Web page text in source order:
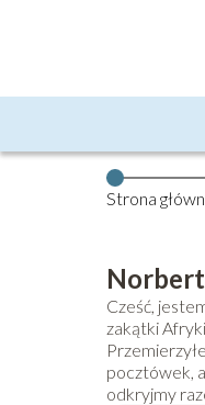
Strona
Cześć,
zakątki
pocztówek,
odkryjmy